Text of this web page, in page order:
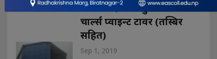
यस्तो बन्दैछ धनकुटा भेडेटारको
चार्ल्स प्वाइन्ट टावर (तस्बिर
सहित)
Sep 1, 2019